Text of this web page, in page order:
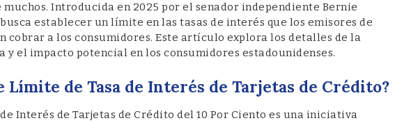
Introducida en 2025 por el senador independiente Bernie
establecer un límite en las tasas de interés que los emisores de
cobrar a los consumidores. Este artículo explora los detalles de la
y el impacto potencial en los consumidores estadounidenses.
Límite de Tasa de Interés de Tarjetas de Crédito?
Interés de Tarjetas de Crédito del 10 Por Ciento es una iniciativa